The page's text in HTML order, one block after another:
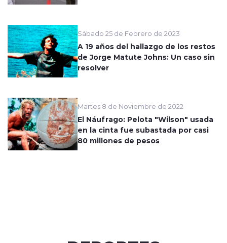
Sábado 25 de Febrero de 2023
A 19 años del hallazgo de los restos
de Jorge Matute Johns: Un caso sin
resolver
Martes 8 de Noviembre de 2022
El Náufrago: Pelota "Wilson" usada
en la cinta fue subastada por casi
80 millones de pesos